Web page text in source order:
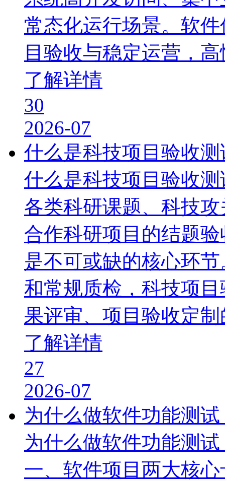
常态化运行场景。软
目验收与稳定运营，
了解详情
30
2026-07
什么是科技项目验收
什么是科技项目验收
各类科研课题、科技
合作科研项目的结题
是不可或缺的核心环
和常规质检，科技项
果评审、项目验收定
了解详情
27
2026-07
为什么做软件功能测
为什么做软件功能测
一、软件项目两大核